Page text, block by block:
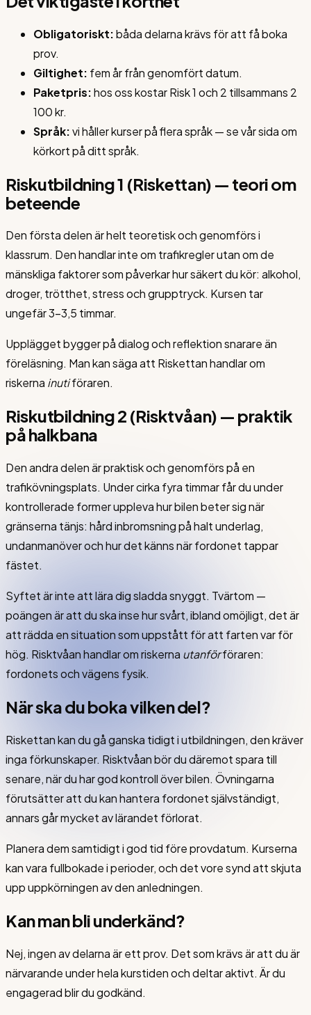
Obligatoriskt:båda delarna krävs för att få boka
prov.
Giltighet: fem år från genomfört datum.
Paketpris:hos oss kostar Risk 1 och 2 tillsammans 2
100 kr.
Språk:vi håller kurser på flera språk — se vår sida om
körkort på ditt språk.
Riskutbildning 1 (Riskettan) — teori om
beteende
Den första delen är helt teoretisk och genomförs i
klassrum. Den handlar inte om trafikregler utan om de
mänskliga faktorer som påverkar hur säkert du kör: alkohol,
droger, trötthet, stress och grupptryck. Kursen tar
ungefär 3–3,5 timmar.
Upplägget bygger på dialog och reflektion snarare än
föreläsning. Man kan säga att Riskettan handlar om
riskerna inutiföraren.
Riskutbildning 2 (Risktvåan) — praktik
på halkbana
Den andra delen är praktisk och genomförs på en
trafikövningsplats. Under cirka fyra timmar får du under
kontrollerade former uppleva hur bilen beter sig när
gränserna tänjs: hård inbromsning på halt underlag,
undanmanöver och hur det känns när fordonet tappar
fästet.
Syftet är inte att lära dig sladda snyggt. Tvärtom —
poängen är att du ska inse hur svårt, ibland omöjligt, det är
att rädda en situation som uppstått för att farten var för
hög. Risktvåan handlar om riskerna utanförföraren:
fordonets och vägens fysik.
När ska du boka vilken del?
Riskettan kan du gå ganska tidigt i utbildningen, den kräver
inga förkunskaper. Risktvåan bör du däremot spara till
senare, när du har god kontroll över bilen. Övningarna
förutsätter att du kan hantera fordonet självständigt,
annars går mycket av lärandet förlorat.
Planera dem samtidigt i god tid före provdatum. Kurserna
kan vara fullbokade i perioder, och det vore synd att skjuta
upp uppkörningen av den anledningen.
Kan man bli underkänd?
Nej, ingen av delarna är ett prov. Det som krävs är att du är
närvarande under hela kurstiden och deltar aktivt. Är du
engagerad blir du godkänd.